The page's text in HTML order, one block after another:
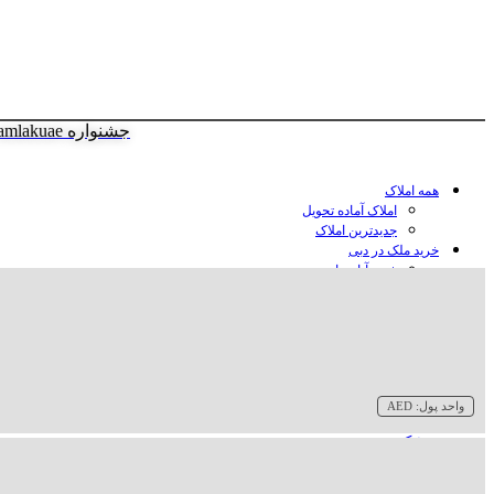
جشنواره amlakuae
همه املاک
املاک آماده تحویل
جدیدترین املاک
خرید ملک در دبی
خرید آپارتمان در دبی
واحد پول: AED